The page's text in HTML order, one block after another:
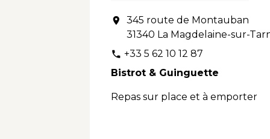
location_on
345 route de Montauban
31340 La Magdelaine-sur-
phone +33 5 62 10 12 87
Bistrot & Guinguette
Repas sur place et à emporter